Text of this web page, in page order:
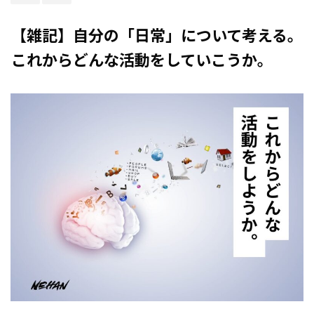
【雑記】自分の「日常」について考える。
これからどんな活動をしていこうか。